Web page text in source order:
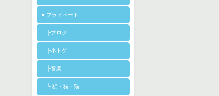
■ プライベート
├ブログ
├ネトゲ
├音楽
└ 猫・猫・猫